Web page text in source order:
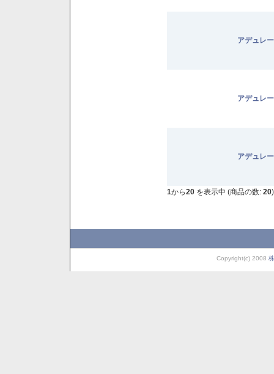
アデュレ
アデュレ
アデュレ
1から20 を表示中 (商品の数: 20)
Copyright(c) 2008